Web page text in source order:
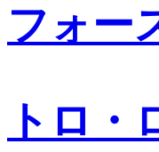
フォー
トロ・